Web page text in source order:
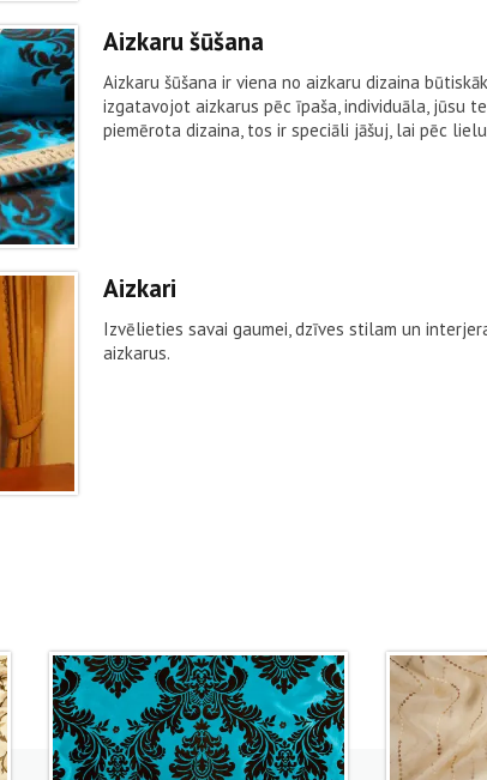
Aizkaru šūšana
Aizkaru šūšana ir viena no aizkaru dizaina
izgatavojot aizkarus pēc īpaša, individuāla, jūsu
piemērota dizaina, tos ir speciāli jāšuj, lai pēc
Aizkari
Izvēlieties savai gaumei, dzīves stilam un
aizkarus.